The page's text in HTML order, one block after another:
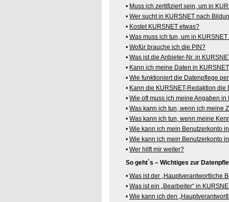
• Muss ich zertifiziert sein, um in
• Wer sucht in KURSNET nach
• Kostet KURSNET etwas?
• Was muss ich tun, um in
• Wofür brauche ich die PIN?
• Was ist die Anbieter-Nr. in
• Kann ich meine Daten in
• Wie funktioniert die Datenpflege
• Kann die KURSNET-Redaktion
• Wie oft muss ich meine Angaben
• Was kann ich tun, wenn ich meine
• Was kann ich tun, wenn meine
• Wie kann ich mein Benutzerkonto
• Wie kann ich mein Benutzerkonto
• Wer hilft mir weiter?
So geht`s – Wichtiges zur
• Was ist der „Hauptverantwortliche
• Was ist ein „Bearbeiter“ in
• Wie kann ich den